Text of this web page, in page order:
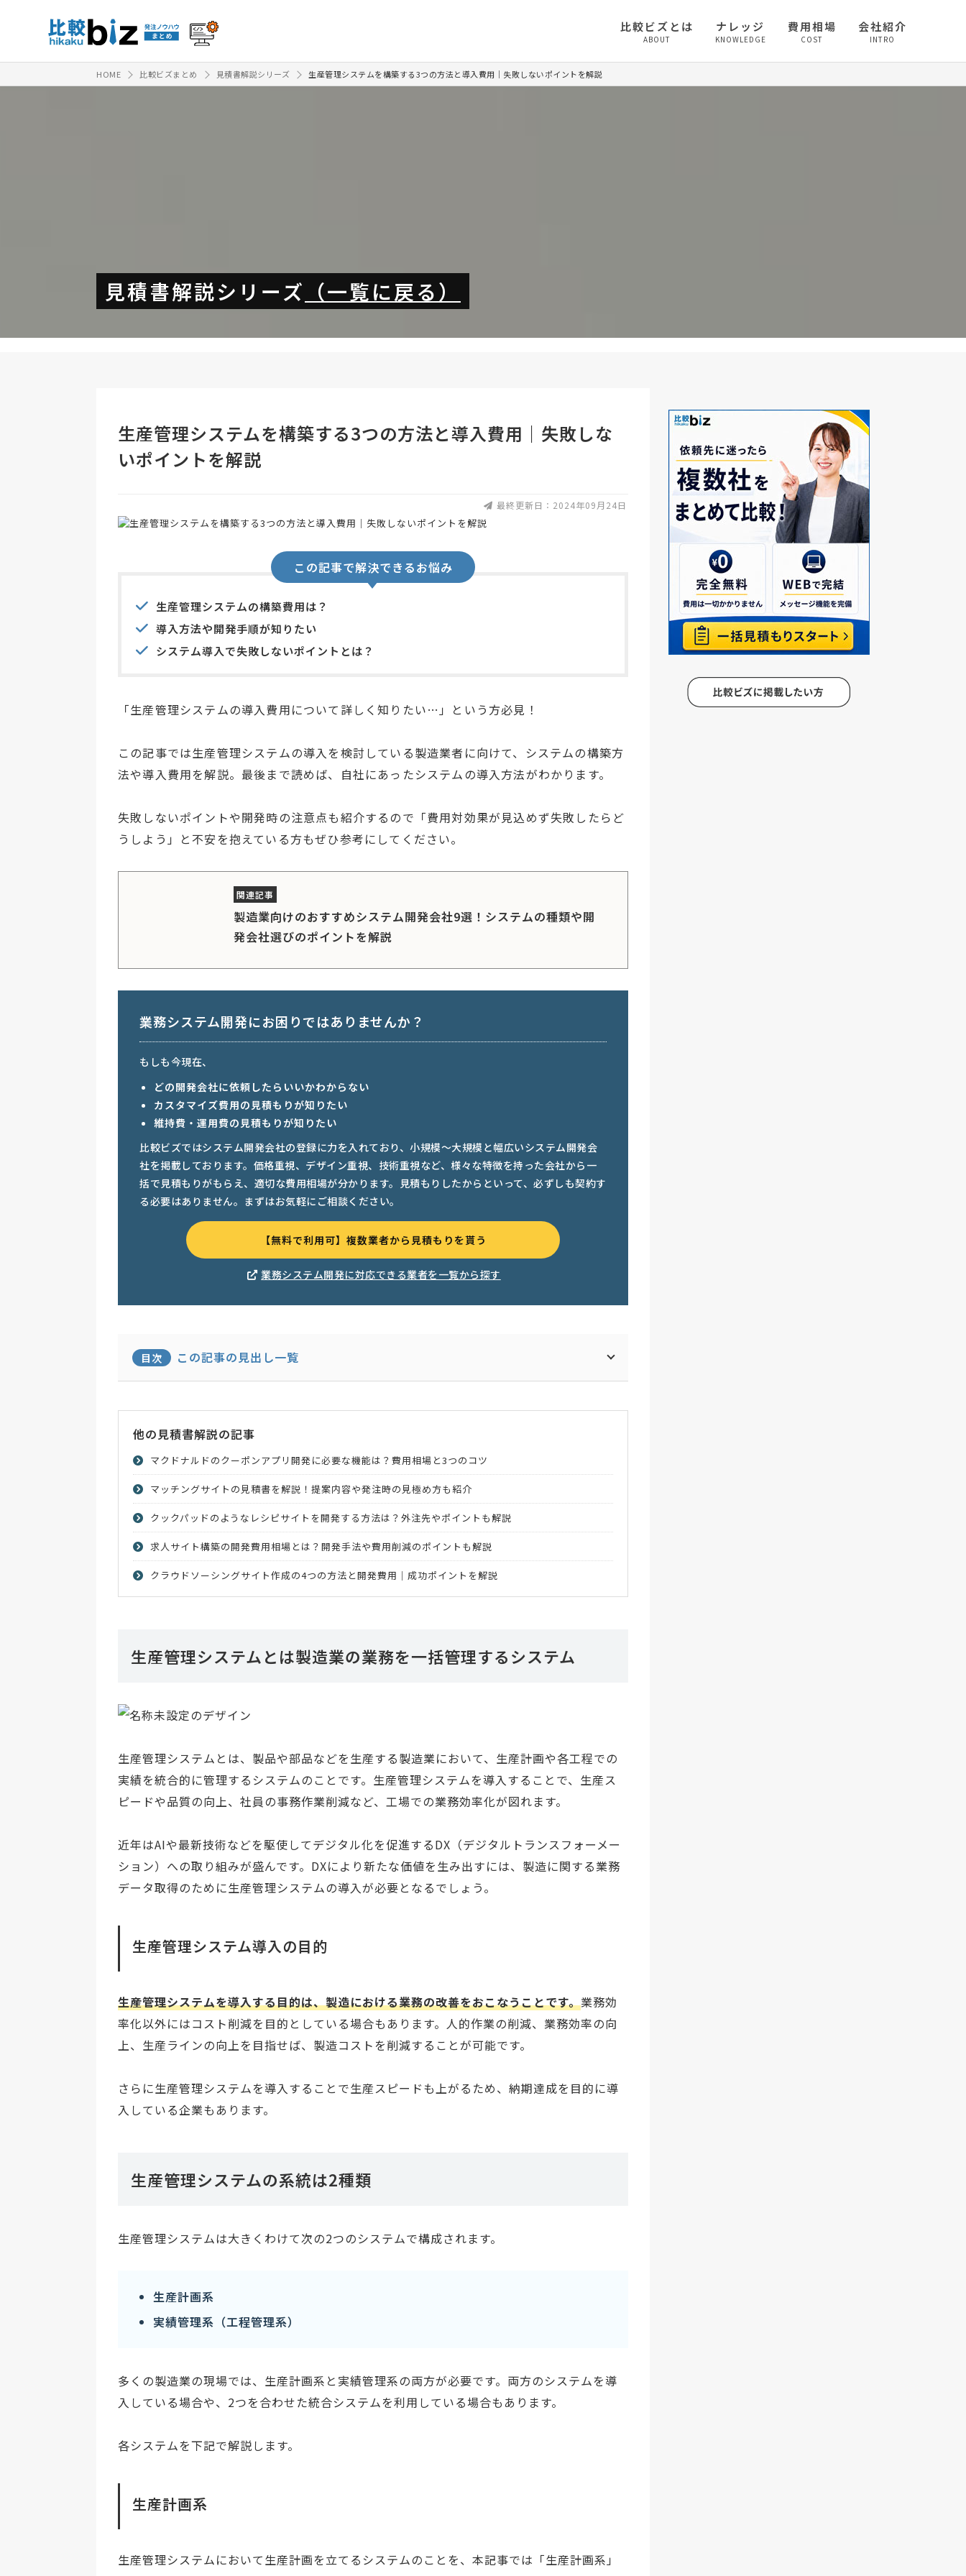
比較ビズとは
ABOUT
ナレッジ
KNOWLEDGE
費用相場
COST
会社紹介
INTRO
HOME 比較ビズまとめ 見積書解説シリーズ 生産管理システムを構築する3つの方法と導入費用｜失敗しないポイントを解説
見積書解説シリーズ （一覧に戻る）
生産管理システムを構築する3つの方法と導入費用｜失敗しな
いポイントを解説
最終更新日：2024年09月24日
この記事で解決できるお悩み
生産管理システムの構築費用は？
導入方法や開発手順が知りたい
システム導入で失敗しないポイントとは？
「生産管理システムの導入費用について詳しく知りたい…」という方必見！
この記事では生産管理システムの導入を検討している製造業者に向けて、システムの構築方
法や導入費用を解説。最後まで読めば、自社にあったシステムの導入方法がわかります。
失敗しないポイントや開発時の注意点も紹介するので「費用対効果が見込めず失敗したらど
うしよう」と不安を抱えている方もぜひ参考にしてください。
製造業向けのおすすめシステム開発会社9選！システムの種類や開
発会社選びのポイントを解説
業務システム開発にお困りではありませんか？
もしも今現在、
どの開発会社に依頼したらいいかわからない
カスタマイズ費用の見積もりが知りたい
維持費・運用費の見積もりが知りたい
比較ビズではシステム開発会社の登録に力を入れており、小規模〜大規模と幅広いシステム開発会
社を掲載しております。価格重視、デザイン重視、技術重視など、様々な特徴を持った会社から一
括で見積もりがもらえ、適切な費用相場が分かります。見積もりしたからといって、必ずしも契約す
る必要はありません。まずはお気軽にご相談ください。
【無料で利用可】複数業者から見積もりを貰う
業務システム開発に対応できる業者を一覧から探す
目次 この記事の見出し一覧
他の見積書解説の記事
マクドナルドのクーポンアプリ開発に必要な機能は？費用相場と3つのコツ
マッチングサイトの見積書を解説！提案内容や発注時の見極め方も紹介
クックパッドのようなレシピサイトを開発する方法は？外注先やポイントも解説
求人サイト構築の開発費用相場とは？開発手法や費用削減のポイントも解説
クラウドソーシングサイト作成の4つの方法と開発費用｜成功ポイントを解説
生産管理システムとは製造業の業務を一括管理するシステム
生産管理システムとは、製品や部品などを生産する製造業において、生産計画や各工程での
実績を統合的に管理するシステムのことです。生産管理システムを導入することで、生産ス
ピードや品質の向上、社員の事務作業削減など、工場での業務効率化が図れます。
近年はAIや最新技術などを駆使してデジタル化を促進するDX（デジタルトランスフォーメー
ション）への取り組みが盛んです。DXにより新たな価値を生み出すには、製造に関する業務
データ取得のために生産管理システムの導入が必要となるでしょう。
生産管理システム導入の目的
生産管理システムを導入する目的は、製造における業務の改善をおこなうことです。業務効
率化以外にはコスト削減を目的としている場合もあります。人的作業の削減、業務効率の向
上、生産ラインの向上を目指せば、製造コストを削減することが可能です。
さらに生産管理システムを導入することで生産スピードも上がるため、納期達成を目的に導
入している企業もあります。
生産管理システムの系統は2種類
生産管理システムは大きくわけて次の2つのシステムで構成されます。
生産計画系
実績管理系（工程管理系）
多くの製造業の現場では、生産計画系と実績管理系の両方が必要です。両方のシステムを導
入している場合や、2つを合わせた統合システムを利用している場合もあります。
各システムを下記で解説します。
生産計画系
生産管理システムにおいて生産計画を立てるシステムのことを、本記事では「生産計画系」